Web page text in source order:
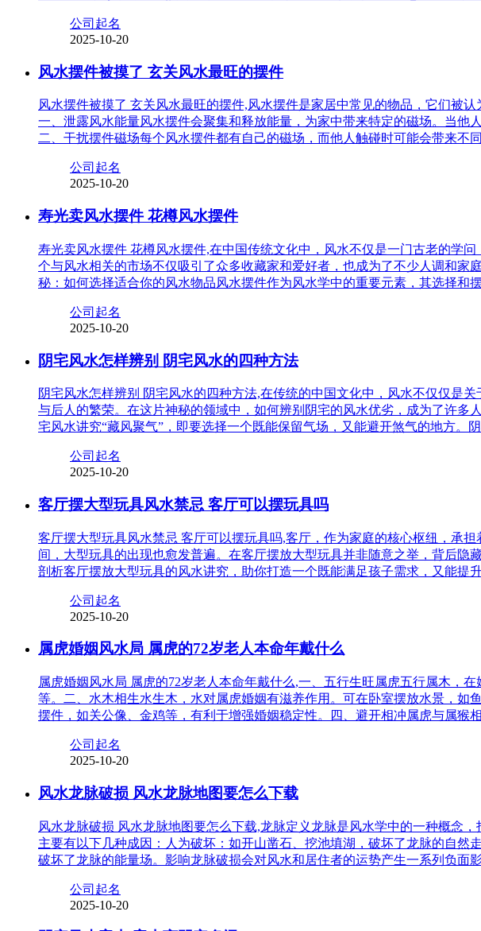
公司起名
2025-10-20
风水摆件被摸了 玄关风水最旺的摆件
风水摆件被摸了 玄关风水最旺的摆件,风水摆件是家居中常见的物品，它们被
一、泄露风水能量风水摆件会聚集和释放能量，为家中带来特定的磁场。当他
二、干扰摆件磁场每个风水摆件都有自己的磁场，而他人触碰时可能会带来不
公司起名
2025-10-20
寿光卖风水摆件 花樽风水摆件
寿光卖风水摆件 花樽风水摆件,在中国传统文化中，风水不仅是一门古老的学
个与风水相关的市场不仅吸引了众多收藏家和爱好者，也成为了不少人调和
秘：如何选择适合你的风水物品风水摆件作为风水学中的重要元素，其选择和
公司起名
2025-10-20
阴宅风水怎样辨别 阴宅风水的四种方法
阴宅风水怎样辨别 阴宅风水的四种方法,在传统的中国文化中，风水不仅仅是
与后人的繁荣。在这片神秘的领域中，如何辨别阴宅的风水优劣，成为了许
宅风水讲究“藏风聚气”，即要选择一个既能保留气场，又能避开煞气的地方。
公司起名
2025-10-20
客厅摆大型玩具风水禁忌 客厅可以摆玩具吗
客厅摆大型玩具风水禁忌 客厅可以摆玩具吗,客厅，作为家庭的核心枢纽，承
间，大型玩具的出现也愈发普遍。在客厅摆放大型玩具并非随意之举，背后隐
剖析客厅摆放大型玩具的风水讲究，助你打造一个既能满足孩子需求，又能提
公司起名
2025-10-20
属虎婚姻风水局 属虎的72岁老人本命年戴什么
属虎婚姻风水局 属虎的72岁老人本命年戴什么,一、五行生旺属虎五行属木，
等。二、水木相生水生木，水对属虎婚姻有滋养作用。可在卧室摆放水景，
摆件，如关公像、金鸡等，有利于增强婚姻稳定性。四、避开相冲属虎与属猴
公司起名
2025-10-20
风水龙脉破损 风水龙脉地图要怎么下载
风水龙脉破损 风水龙脉地图要怎么下载,龙脉定义龙脉是风水学中的一种概念
主要有以下几种成因：人为破坏：如开山凿石、挖池填湖，破坏了龙脉的自然
破坏了龙脉的能量场。影响龙脉破损会对风水和居住者的运势产生一系列负面
公司起名
2025-10-20